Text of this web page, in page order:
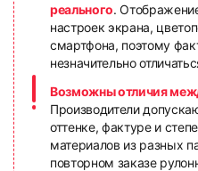
реального.
настроек экрана,
смартфона, поэтому
незначительно
Возможны отличия
Производители
оттенке, фактуре и
материалов из разных
повторном заказе